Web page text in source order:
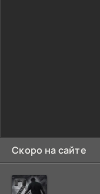
Скоро на сайте